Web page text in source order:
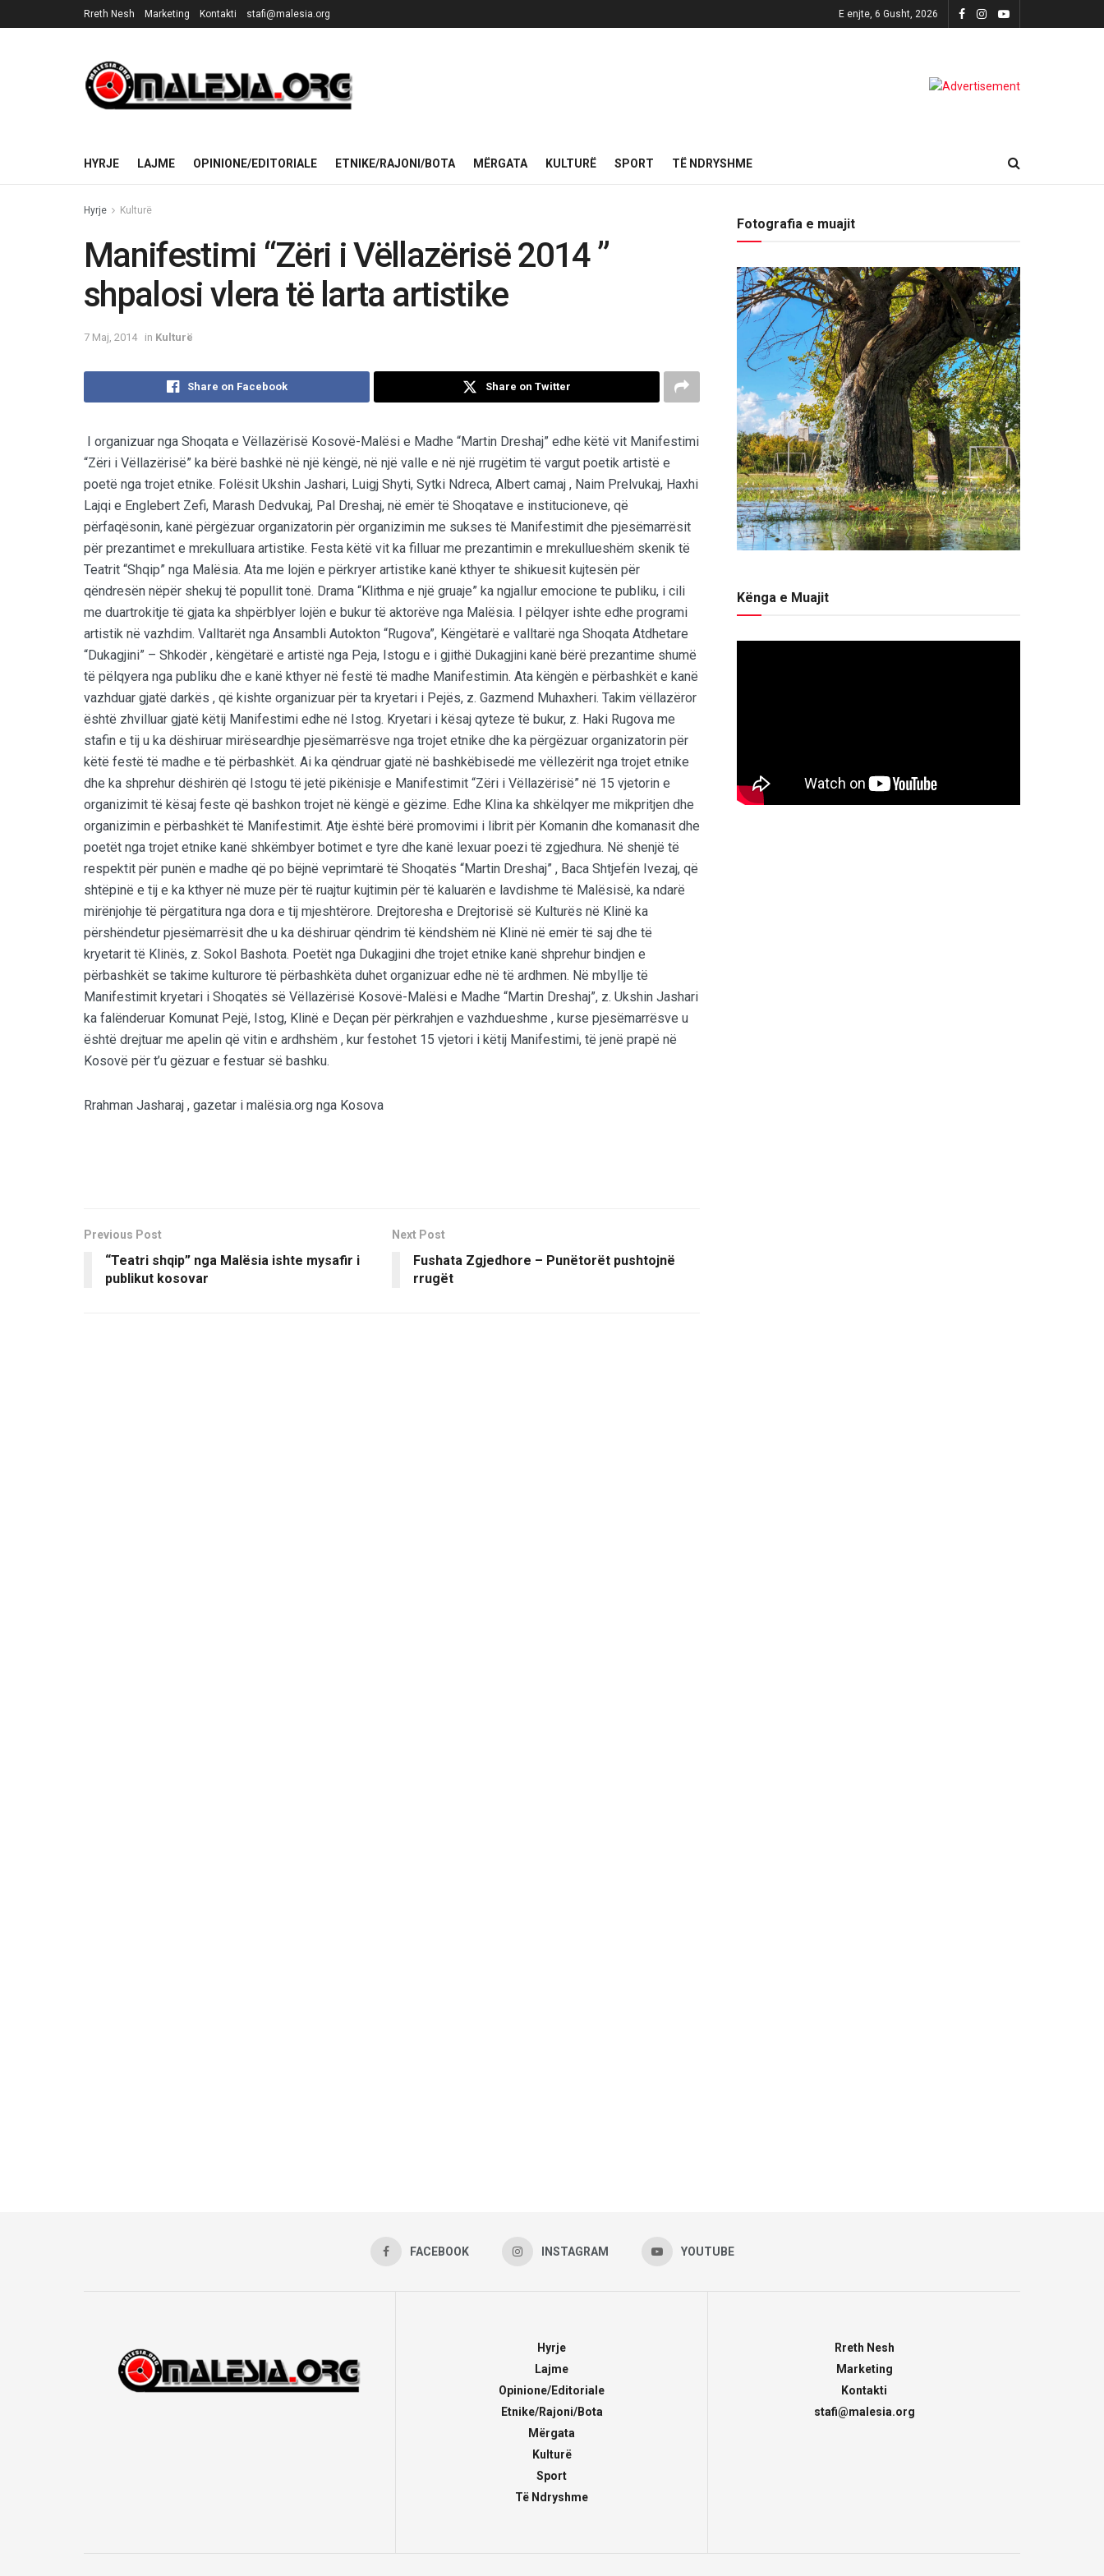
Rreth Nesh Marketing Kontakti stafi@malesia.org E enjte, 6 Gusht, 2026
HYRJE LAJME OPINIONE/EDITORIALE ETNIKE/RAJONI/BOTA MËRGATA KULTURË SPORT TË NDRYSHME
Hyrje Kulturë
Manifestimi “Zëri i Vëllazërisë 2014 ”
shpalosi vlera të larta artistike
7 Maj, 2014 in Kulturë
Share on Facebook Share on Twitter
I organizuar nga Shoqata e Vëllazërisë Kosovë-Malësi e Madhe “Martin Dreshaj” edhe këtë vit Manifestimi
“Zëri i Vëllazërisë” ka bërë bashkë në një këngë, në një valle e në një rrugëtim të vargut poetik artistë e
poetë nga trojet etnike. Folësit Ukshin Jashari, Luigj Shyti, Sytki Ndreca, Albert camaj , Naim Prelvukaj, Haxhi
Lajqi e Englebert Zefi, Marash Dedvukaj, Pal Dreshaj, në emër të Shoqatave e institucioneve, që
përfaqësonin, kanë përgëzuar organizatorin për organizimin me sukses të Manifestimit dhe pjesëmarrësit
për prezantimet e mrekulluara artistike. Festa këtë vit ka filluar me prezantimin e mrekullueshëm skenik të
Teatrit “Shqip” nga Malësia. Ata me lojën e përkryer artistike kanë kthyer te shikuesit kujtesën për
qëndresën nëpër shekuj të popullit tonë. Drama “Klithma e një gruaje” ka ngjallur emocione te publiku, i cili
me duartrokitje të gjata ka shpërblyer lojën e bukur të aktorëve nga Malësia. I pëlqyer ishte edhe programi
artistik në vazhdim. Valltarët nga Ansambli Autokton “Rugova”, Këngëtarë e valltarë nga Shoqata Atdhetare
“Dukagjini” – Shkodër , këngëtarë e artistë nga Peja, Istogu e i gjithë Dukagjini kanë bërë prezantime shumë
të pëlqyera nga publiku dhe e kanë kthyer në festë të madhe Manifestimin. Ata këngën e përbashkët e kanë
vazhduar gjatë darkës , që kishte organizuar për ta kryetari i Pejës, z. Gazmend Muhaxheri. Takim vëllazëror
është zhvilluar gjatë këtij Manifestimi edhe në Istog. Kryetari i kësaj qyteze të bukur, z. Haki Rugova me
stafin e tij u ka dëshiruar mirëseardhje pjesëmarrësve nga trojet etnike dhe ka përgëzuar organizatorin për
këtë festë të madhe e të përbashkët. Ai ka qëndruar gjatë në bashkëbisedë me vëllezërit nga trojet etnike
dhe ka shprehur dëshirën që Istogu të jetë pikënisje e Manifestimit “Zëri i Vëllazërisë” në 15 vjetorin e
organizimit të kësaj feste që bashkon trojet në këngë e gëzime. Edhe Klina ka shkëlqyer me mikpritjen dhe
organizimin e përbashkët të Manifestimit. Atje është bërë promovimi i librit për Komanin dhe komanasit dhe
poetët nga trojet etnike kanë shkëmbyer botimet e tyre dhe kanë lexuar poezi të zgjedhura. Në shenjë të
respektit për punën e madhe që po bëjnë veprimtarë të Shoqatës “Martin Dreshaj” , Baca Shtjefën Ivezaj, që
shtëpinë e tij e ka kthyer në muze për të ruajtur kujtimin për të kaluarën e lavdishme të Malësisë, ka ndarë
mirënjohje të përgatitura nga dora e tij mjeshtërore. Drejtoresha e Drejtorisë së Kulturës në Klinë ka
përshëndetur pjesëmarrësit dhe u ka dëshiruar qëndrim të këndshëm në Klinë në emër të saj dhe të
kryetarit të Klinës, z. Sokol Bashota. Poetët nga Dukagjini dhe trojet etnike kanë shprehur bindjen e
përbashkët se takime kulturore të përbashkëta duhet organizuar edhe në të ardhmen. Në mbyllje të
Manifestimit kryetari i Shoqatës së Vëllazërisë Kosovë-Malësi e Madhe “Martin Dreshaj”, z. Ukshin Jashari
ka falënderuar Komunat Pejë, Istog, Klinë e Deçan për përkrahjen e vazhdueshme , kurse pjesëmarrësve u
është drejtuar me apelin që vitin e ardhshëm , kur festohet 15 vjetori i këtij Manifestimi, të jenë prapë në
Kosovë për t’u gëzuar e festuar së bashku.
Rrahman Jasharaj , gazetar i malësia.org nga Kosova
Previous Post
“Teatri shqip” nga Malësia ishte mysafir i
publikut kosovar
Next Post
Fushata Zgjedhore – Punëtorët pushtojnë
rrugët
Fotografia e muajit
Kënga e Muajit
FACEBOOK INSTAGRAM YOUTUBE
Hyrje
Lajme
Opinione/Editoriale
Etnike/Rajoni/Bota
Mërgata
Kulturë
Sport
Të Ndryshme
Rreth Nesh
Marketing
Kontakti
stafi@malesia.org